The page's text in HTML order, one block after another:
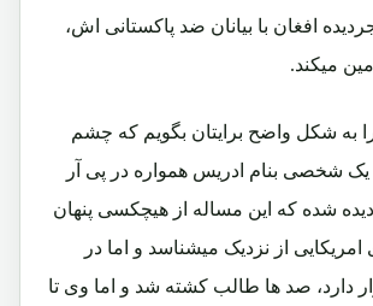
افغان با بیانان ضد پاکستانی اش،
میکند.
به شکل واضح برایتان بگویم که چشم
شخصی بنام ادریس همواره در پی آر
شده که این مساله از هیچکسی پنهان
از نزدیک میشناسد و اما در
دارد، صد ها طالب کشته شد و اما وی تا